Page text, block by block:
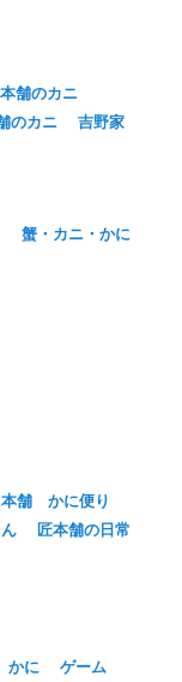
舗のカニ
のカニ
吉野家
蟹・カニ・かに
舗 かに便り
匠本舗の日常
かに
ゲーム